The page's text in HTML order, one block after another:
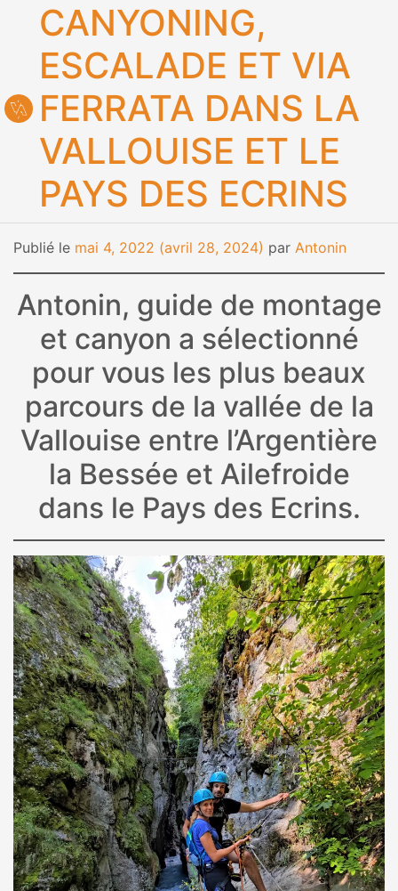
CANYONING,
ESCALADE ET VIA
FERRATA DANS LA
VALLOUISE ET LE
PAYS DES ECRINS
Publié le mai 4, 2022 (avril 28, 2024) par Antonin
Antonin, guide de montage
et canyon a sélectionné
pour vous les plus beaux
parcours de la vallée de la
Vallouise entre l’Argentière
la Bessée et Ailefroide
dans le Pays des Ecrins.